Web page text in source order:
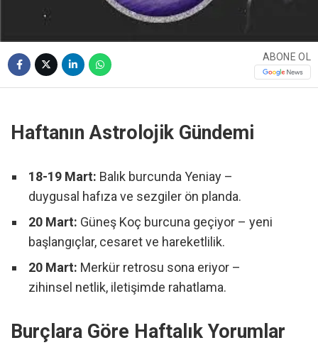
ABONE OL
Haftanın Astrolojik Gündemi
18-19 Mart: Balık burcunda Yeniay –
duygusal hafıza ve sezgiler ön planda.
20 Mart: Güneş Koç burcuna geçiyor – yeni
başlangıçlar, cesaret ve hareketlilik.
20 Mart: Merkür retrosu sona eriyor –
zihinsel netlik, iletişimde rahatlama.
Burçlara Göre Haftalık Yorumlar